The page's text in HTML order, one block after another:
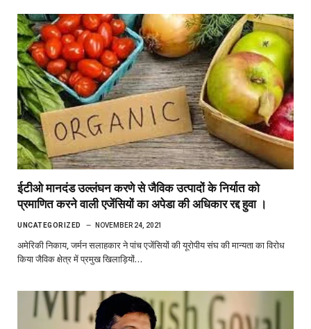
ईटीओ मानदंड उल्लंघन करणे से जैविक उत्पादों के निर्यात को
प्रमाणित करने वाली एजेंसियों का अपेडा की अधिकार रद्द हुवा ।
UNCATEGORIZED NOVEMBER 24, 2021
अमेरिकी निकाय, जर्मन सलाहकार ने पांच एजेंसियों की यूरोपीय संघ की मान्यता का विरोध
किया जैविक क्षेत्र में प्रमुख खिलाड़ियों…